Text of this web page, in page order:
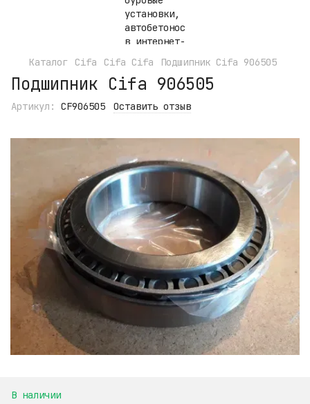
Каталог Cifa Cifa Cifa Подшипник Cifa 906505
Подшипник Cifa 906505
Артикул: CF906505 Оставить отзыв
В наличии